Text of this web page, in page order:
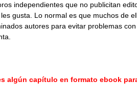
independientes que no publicitan
gusta. Lo normal es que muchos de
autores para evitar problemas
algún capítulo en formato ebook